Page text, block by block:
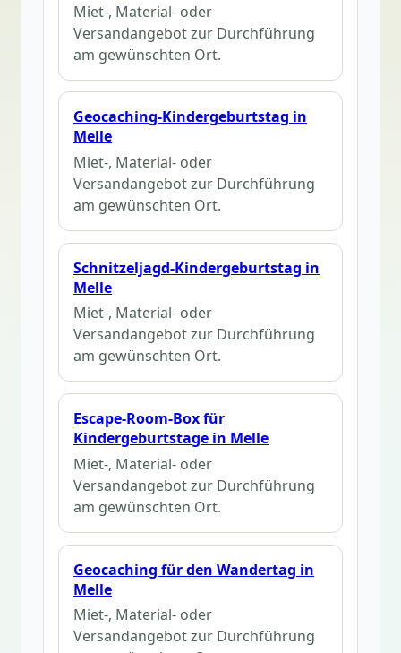
Miet-, Material- oder
Versandangebot zur Durchführung
am gewünschten Ort.
Geocaching-Kindergeburtstag in
Melle
Miet-, Material- oder
Versandangebot zur Durchführung
am gewünschten Ort.
Schnitzeljagd-Kindergeburtstag in
Melle
Miet-, Material- oder
Versandangebot zur Durchführung
am gewünschten Ort.
Escape-Room-Box für
Kindergeburtstage in Melle
Miet-, Material- oder
Versandangebot zur Durchführung
am gewünschten Ort.
Geocaching für den Wandertag in
Melle
Miet-, Material- oder
Versandangebot zur Durchführung